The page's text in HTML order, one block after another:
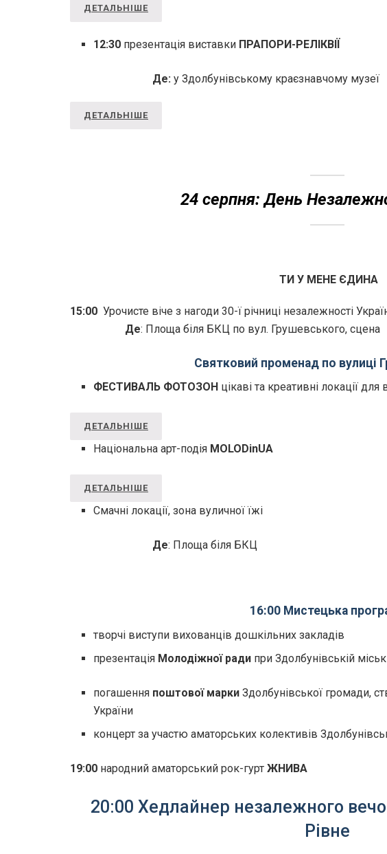
ДЕТАЛЬНІШЕ
12:30 презентація виставки ПРАПОРИ-РЕЛІКВІЇ
Де: у Здолбунівському краєзнавчому музеї
ДЕТАЛЬНІШЕ
24 серпня: День
ТИ У МЕНЕ ЄДИНА
15:00 Урочисте віче з нагоди 30-ї річниці незалежності
Де: Площа біля БКЦ по вул. Грушевського, сцена
Святковий променад по вулиці
ФЕСТИВАЛЬ ФОТОЗОН цікаві та креативні локації
ДЕТАЛЬНІШЕ
Національна арт-подія МОLODinUA
ДЕТАЛЬНІШЕ
Смачні локації, зона вуличної їжі
Де: Площа біля БКЦ
16:00 Мистецька
творчі виступи вихованців дошкільних закладів
презентація Молодіжної ради при Здолбунівській
погашення поштової марки Здолбунівської громади,
України
концерт за участю аматорських колективів
19:00 народний аматорський рок-гурт ЖНИВА
20:00 Хедлайнер незалежного
Рівне